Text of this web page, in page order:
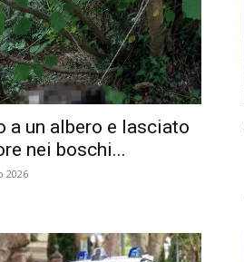
a un albero e lasciato
nei boschi...
2026